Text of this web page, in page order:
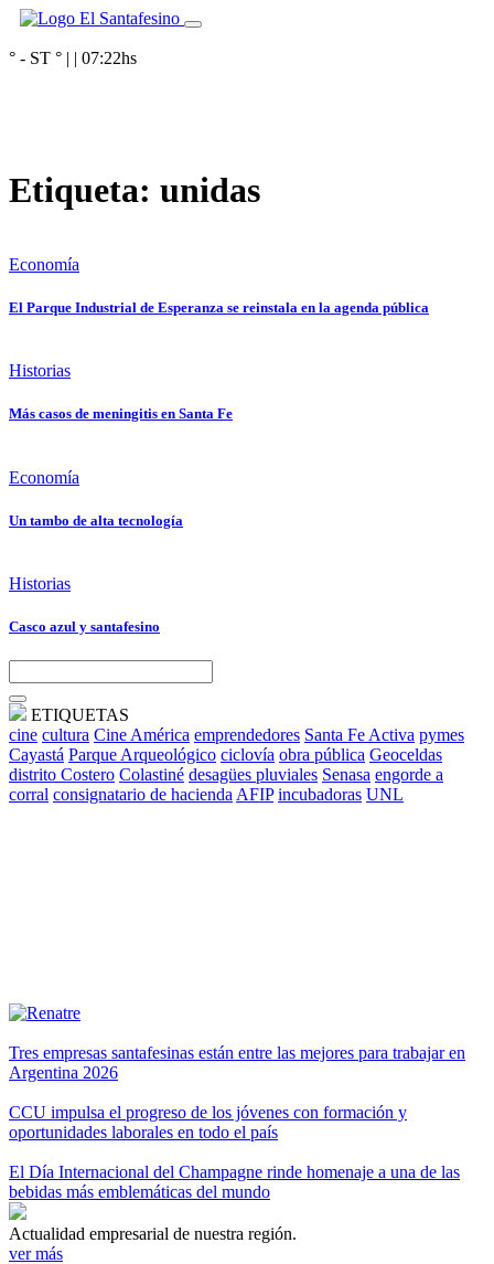
° - ST ° | | 07:22hs
Etiqueta: unidas
Economía
El Parque Industrial de Esperanza se reinstala en la agenda pública
Historias
Más casos de meningitis en Santa Fe
Economía
Un tambo de alta tecnología
Historias
Casco azul y santafesino
ETIQUETAS
cine cultura Cine América emprendedores Santa Fe Activa pymes
Cayastá Parque Arqueológico ciclovía obra pública Geoceldas
distrito Costero Colastiné desagües pluviales Senasa engorde a
corral consignatario de hacienda AFIP incubadoras UNL
Tres empresas santafesinas están entre las mejores para trabajar en
Argentina 2026
CCU impulsa el progreso de los jóvenes con formación y
oportunidades laborales en todo el país
El Día Internacional del Champagne rinde homenaje a una de las
bebidas más emblemáticas del mundo
Actualidad empresarial de nuestra región.
ver más